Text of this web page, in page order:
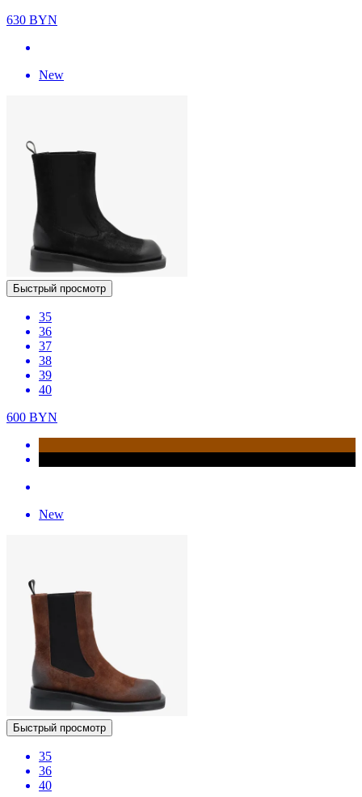
630 BYN
New
Быстрый просмотр
35
36
37
38
39
40
600 BYN
New
Быстрый просмотр
35
36
40